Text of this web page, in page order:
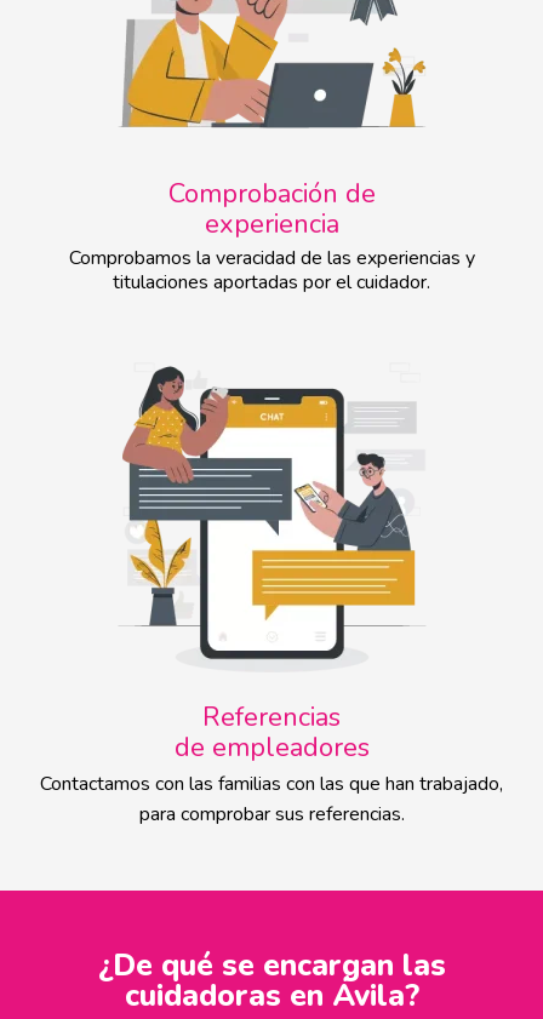
Comprobación de
experiencia
Comprobamos la veracidad de las experiencias y
titulaciones aportadas por el cuidador.
Referencias
de empleadores
Contactamos con las familias con las que han trabajado,
para comprobar sus referencias.
¿De qué se encargan las
cuidadoras en Ávila?